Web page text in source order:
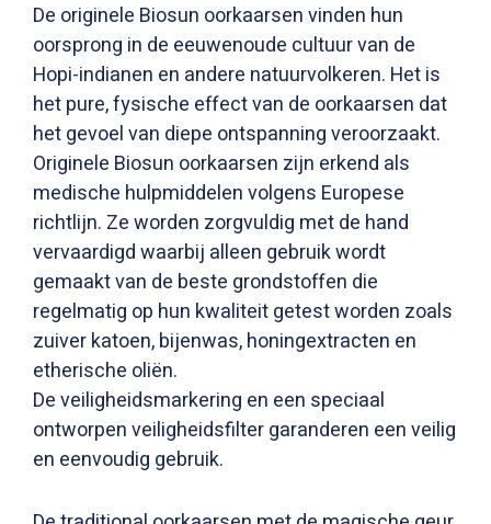
De originele Biosun oorkaarsen vinden hun
oorsprong in de eeuwenoude cultuur van de
Hopi-indianen en andere natuurvolkeren. Het is
het pure, fysische effect van de oorkaarsen dat
het gevoel van diepe ontspanning veroorzaakt.
Originele Biosun oorkaarsen zijn erkend als
medische hulpmiddelen volgens Europese
richtlijn. Ze worden zorgvuldig met de hand
vervaardigd waarbij alleen gebruik wordt
gemaakt van de beste grondstoffen die
regelmatig op hun kwaliteit getest worden zoals
zuiver katoen, bijenwas, honingextracten en
etherische oliën.
De veiligheidsmarkering en een speciaal
ontworpen veiligheidsfilter garanderen een veilig
en eenvoudig gebruik.